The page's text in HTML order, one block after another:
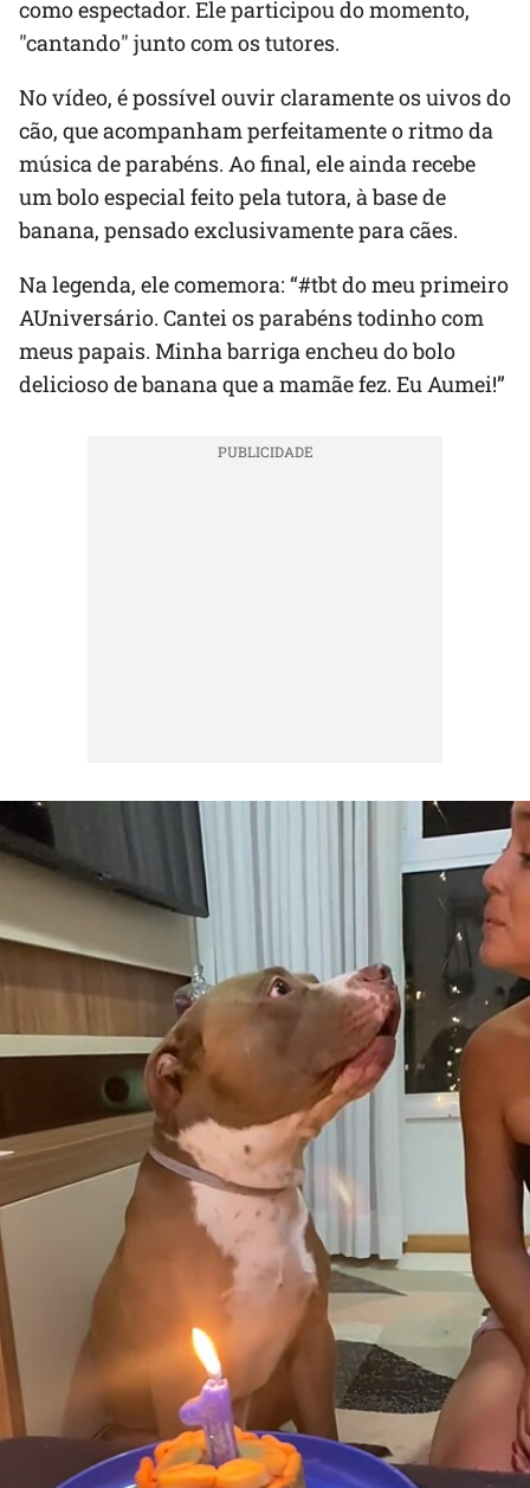
como espectador. Ele participou do momento,
"cantando" junto com os tutores.
No vídeo, é possível ouvir claramente os uivos do
cão, que acompanham perfeitamente o ritmo da
música de parabéns. Ao final, ele ainda recebe
um bolo especial feito pela tutora, à base de
banana, pensado exclusivamente para cães.
Na legenda, ele comemora: “#tbt do meu primeiro
AUniversário. Cantei os parabéns todinho com
meus papais. Minha barriga encheu do bolo
delicioso de banana que a mamãe fez. Eu Aumei!”